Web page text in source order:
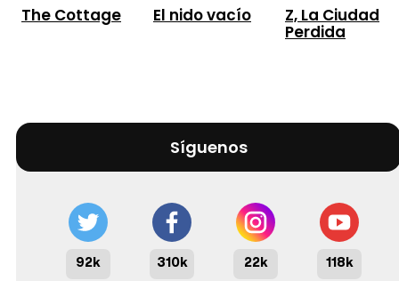
The Cottage El nido vacío Z, La Ciudad
Perdida
Síguenos
92k 310k 22k 118k